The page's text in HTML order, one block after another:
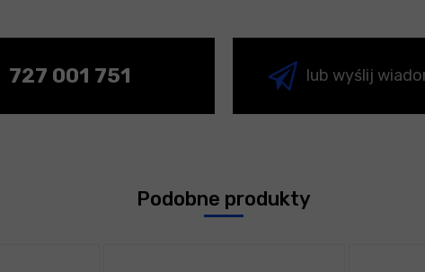
727 001 751 lub wyślij
Podobne produkty